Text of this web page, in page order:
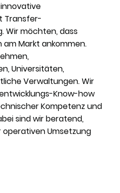
Transfer-
Wir möchten, dass
Markt ankommen.
Universitäten,
Verwaltungen. Wir
Know-how
Kompetenz und
sind wir beratend,
Umsetzung